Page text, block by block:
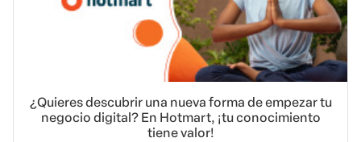
¿Quieres descubrir una nueva forma de empezar tu
negocio digital? En Hotmart, ¡tu conocimiento
tiene valor!